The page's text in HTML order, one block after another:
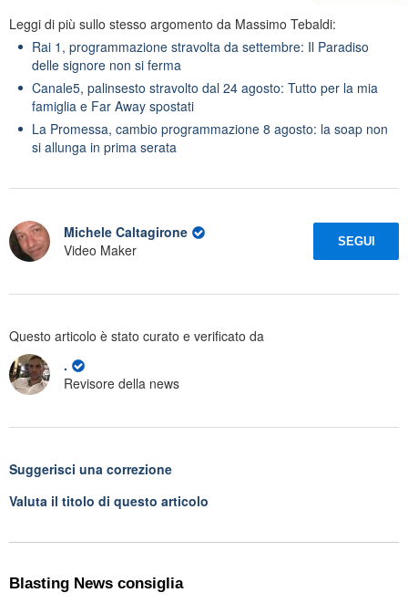
Leggi di più sullo stesso argomento da Massimo Tebaldi:
Rai 1, programmazione stravolta da settembre: Il Paradiso
delle signore non si ferma
Canale5, palinsesto stravolto dal 24 agosto: Tutto per la mia
famiglia e Far Away spostati
La Promessa, cambio programmazione 8 agosto: la soap non
si allunga in prima serata
Michele Caltagirone
Video Maker
SEGUI
Questo articolo è stato curato e verificato da
.
Revisore della news
Suggerisci una correzione
Valuta il titolo di questo articolo
Blasting News consiglia